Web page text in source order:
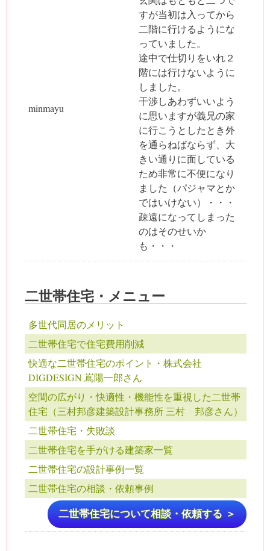
minmayu
すが当初は入ってから
二階に行けるようにな
っていました。
途中で仕切りをいれ２
階には行けないように
しました。
干渉しあわずいいよう
に思いますが義兄の家
に行こうとしたとき外
を通らねばならず、大
きい通りに面している
ため非常に不便になり
ました（パジャマとか
ではいけない）・・・
疎遠になってしまった
のはそのせいか
も・・・
二世帯住宅・メニュー
多世代同居のメリット
二世帯住宅で住宅費用削減
快適な二世帯住宅のポイント・株式会社
DIGDESIGN 嶌陽一郎さん
空間の広がり・快適性・機能性を重視した二世帯
住宅（三村邦彦建築設計事務所 三村 邦彦さん）
二世帯住宅・失敗談
二世帯住宅を手がける建築家一覧
二世帯住宅の設計事例一覧
二世帯住宅の相談・依頼事例
二世帯住宅について相談・依頼する ＞